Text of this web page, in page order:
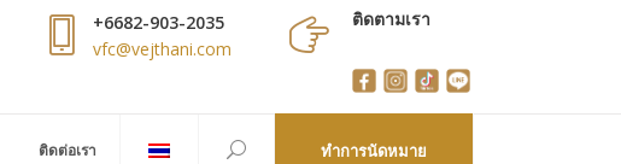
+6682-903-2035
vfc@vejthani.com
ติดตามเรา
ติดต่อเรา ทำการนัดหมาย